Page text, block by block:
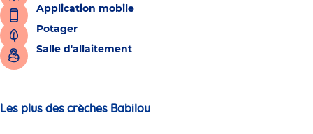
Application mobile
Potager
Salle d'allaitement
Les plus des crèches Babilou